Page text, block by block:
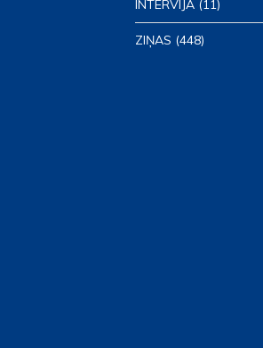
INTERVIJA (11)
ZIŅAS (448)